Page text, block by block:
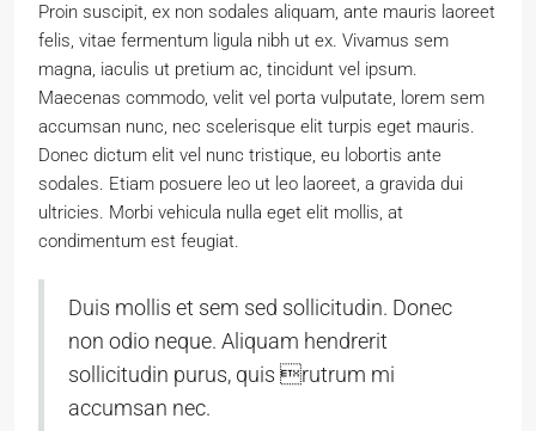
Proin suscipit, ex non sodales aliquam, ante mauris laoreet
felis, vitae fermentum ligula nibh ut ex. Vivamus sem
magna, iaculis ut pretium ac, tincidunt vel ipsum.
Maecenas commodo, velit vel porta vulputate, lorem sem
accumsan nunc, nec scelerisque elit turpis eget mauris.
Donec dictum elit vel nunc tristique, eu lobortis ante
sodales. Etiam posuere leo ut leo laoreet, a gravida dui
ultricies. Morbi vehicula nulla eget elit mollis, at
condimentum est feugiat.
Duis mollis et sem sed sollicitudin. Donec
non odio neque. Aliquam hendrerit
sollicitudin purus, quis rutrum mi
accumsan nec.